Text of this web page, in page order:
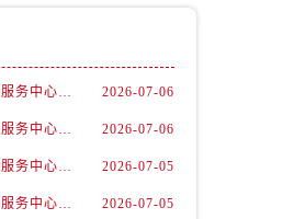
长沙帝舵官方售后服务中心｜完整官方电话和网点地址权威信息公示（2026年7月最新） 2026-07-06
长沙帝舵官方售后服务中心｜全新电话和门店地址权威信息公示（2026年7月最新） 2026-07-06
长沙帝舵官方售后服务中心｜官方电话和网点地址权威信息公示（2026年7月最新） 2026-07-05
长沙帝舵官方售后服务中心｜最新电话和维修地址权威信息公示（2026年7月最新） 2026-07-05